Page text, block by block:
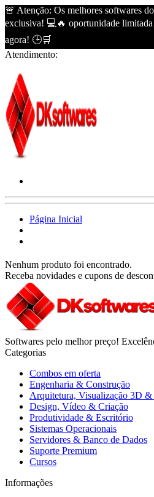
🚨 Atenção: Os melhores softwares
exclusiva! 💻🔥 oportunidade
agora! 🕒🛒
Atendimento:
Página Inicial
Nenhum produto foi encontrado.
Receba novidades e cupons de
Softwares pelo melhor preço!
Categorias
Combos em oferta
Engenharia & Construção
Arquitetura, Visualização 3D &
Design, Vídeo & Criação
Produtividade & Escritório
Sistemas Operacionais
Servidores & Banco de Dados
Suporte Premium
Cursos
Informações